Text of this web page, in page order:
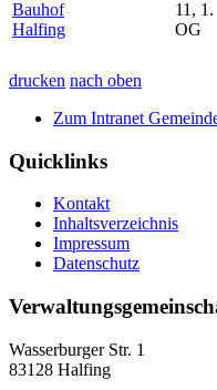
Bauhof
Halfing
11, 1.
OG
drucken nach oben
Zum Intranet
Quicklinks
Kontakt
Inhaltsverzeichnis
Impressum
Datenschutz
Wasserburger Str. 1
83128 Halfing